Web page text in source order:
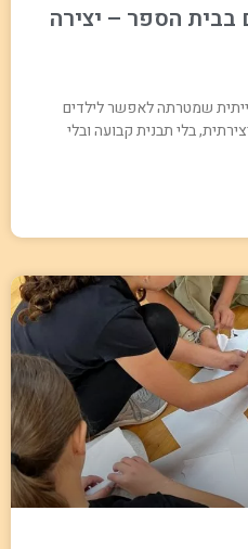
בבית הספר – יצירה
שמטרתה לאפשר לילדים
בלי תבנית קבועה ובלי